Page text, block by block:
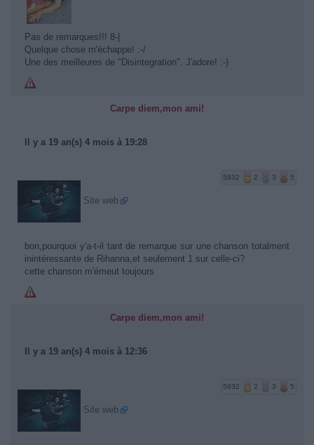
Pas de remarques!!! 8-|
Quelque chose m'échappe! :-/
Une des meilleures de "Disintegration". J'adore! :-)
Carpe diem,mon ami!
Il y a 19 an(s) 4 mois à 19:28
5932 2 3 5
Site web
bon,pourquoi y'a-t-il tant de remarque sur une chanson totalment
inintéressante de Rihanna,et seulement 1 sur celle-ci?
cette chanson m'émeut toujours
Carpe diem,mon ami!
Il y a 19 an(s) 4 mois à 12:36
5932 2 3 5
Site web